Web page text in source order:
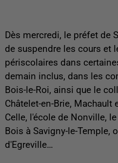
Dès mercredi, le préfet de
de suspendre les cours et
périscolaires dans
demain inclus, dans les
Bois-le-Roi, ainsi que le
Châtelet-en-Brie, Machault
Celle, l'école de Nonville,
Bois à Savigny-le-Temple,
d'Egreville…